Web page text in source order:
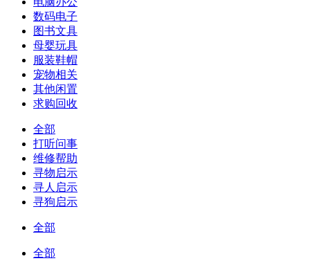
数码电子
图书文具
母婴玩具
服装鞋帽
宠物相关
其他闲置
求购回收
全部
打听问事
维修帮助
寻物启示
寻人启示
寻狗启示
全部
全部